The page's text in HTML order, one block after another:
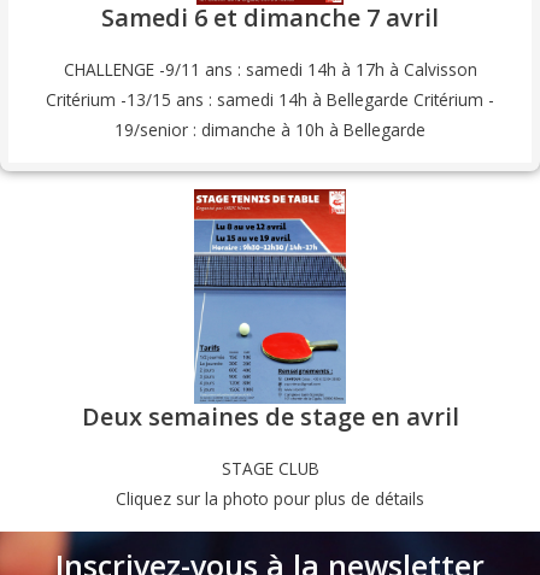
Samedi 6 et dimanche 7 avril
CHALLENGE -9/11 ans : samedi 14h à 17h à Calvisson
Critérium -13/15 ans : samedi 14h à Bellegarde Critérium -
19/senior : dimanche à 10h à Bellegarde
Deux semaines de stage en avril
STAGE CLUB
Cliquez sur la photo pour plus de détails
Inscrivez-vous à la newsletter